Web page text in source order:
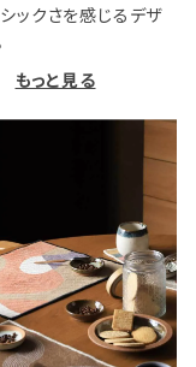
ックさを感じるデザ
もっと見る